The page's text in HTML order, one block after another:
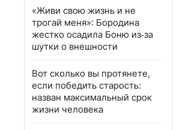
«Живи свою жизнь и не
трогай меня»: Бородина
жестко осадила Боню из‑за
шутки о внешности
Вот сколько вы протянете,
если победить старость:
назван максимальный срок
жизни человека